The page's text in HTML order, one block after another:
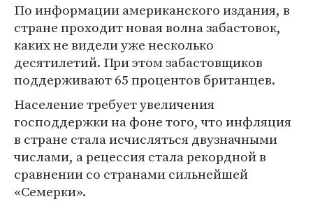
По информации американского издания, в
стране проходит новая волна забастовок,
каких не видели уже несколько
десятилетий. При этом забастовщиков
поддерживают 65 процентов британцев.
Население требует увеличения
господдержки на фоне того, что инфляция
в стране стала исчисляться двузначными
числами, а рецессия стала рекордной в
сравнении со странами сильнейшей
«Семерки».